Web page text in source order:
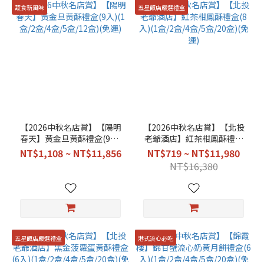
蔬食新風味
【2026中秋名店賞】【陽明
春天】黃金旦黃酥禮盒(9入)
(1盒/2盒/4盒/5盒/12盒)(免
運)
NT$1,108 ~ NT$11,856
五星飯店嚴選禮盒
【2026中秋名店賞】【北投
老爺酒店】紅茶柑鳳酥禮盒
(8入)(1盒/2盒/4盒/5盒/20
盒)(免運)
NT$719 ~ NT$11,980
NT$16,380
五星飯店嚴選禮盒 港式流心必吃